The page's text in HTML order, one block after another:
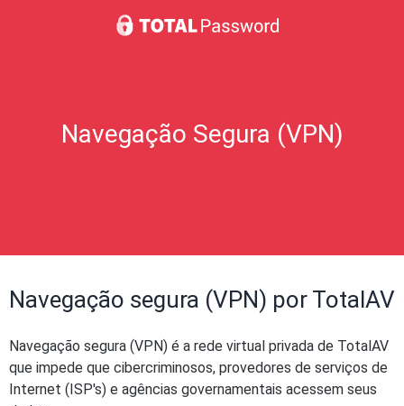
Navegação Segura (VPN)
Navegação segura (VPN) por TotalAV
Navegação segura (VPN) é a rede virtual privada de TotalAV
que impede que cibercriminosos, provedores de serviços de
Internet (ISP's) e agências governamentais acessem seus